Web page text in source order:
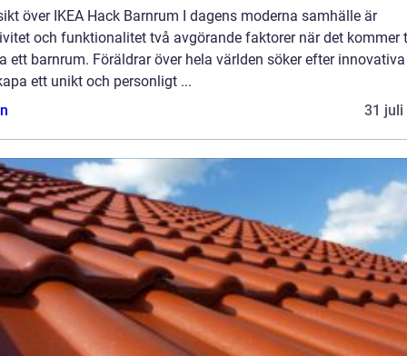
över IKEA Hack Barnrum I dagens moderna samhälle är
och funktionalitet två avgörande faktorer när det kommer
ett barnrum. Föräldrar över hela världen söker efter
ett unikt och personligt ...
31 juli